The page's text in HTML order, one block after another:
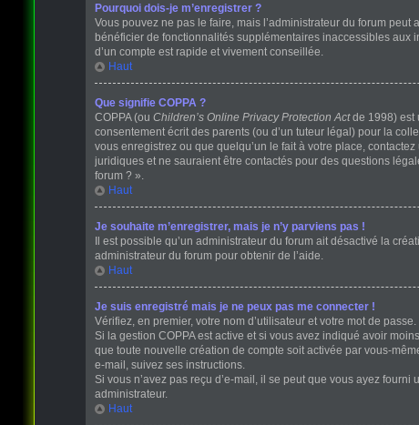
Pourquoi dois-je m’enregistrer ?
Vous pouvez ne pas le faire, mais l’administrateur du forum
bénéficier de fonctionnalités supplémentaires inaccessibles aux
d’un compte est rapide et vivement conseillée.
Haut
Que signifie COPPA ?
COPPA (ou Children’s Online Privacy Protection Actde 1998) est
consentement écrit des parents (ou d’un tuteur légal) pour la
vous enregistrez ou que quelqu’un le fait à votre place,
juridiques et ne sauraient être contactés pour des questions
forum ? ».
Haut
Je souhaite m’enregistrer, mais je n’y parviens pas !
Il est possible qu’un administrateur du forum ait désactivé la
administrateur du forum pour obtenir de l’aide.
Haut
Je suis enregistré mais je ne peux pas me connecter !
Vérifiez, en premier, votre nom d’utilisateur et votre mot de
Si la gestion COPPA est active et si vous avez indiqué avoir
que toute nouvelle création de compte soit activée par vous-
e-mail, suivez ses instructions.
Si vous n’avez pas reçu d’e-mail, il se peut que vous ayez
administrateur.
Haut